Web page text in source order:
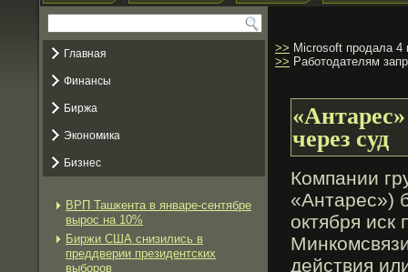
Главная
Финансы
Биржа
Экономика
Бизнес
ВРП Ташкента в январе-сентябре
вырос на 10%
Биржи США снизились в
преддверии президентских
выборов
>> Microsoft продала 4
>> Работодателям
через суд
Компании
«Антарес»)
октября иск
действия